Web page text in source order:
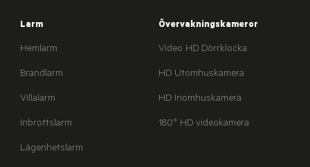
Larm
Hemlarm
Brandlarm
Villalarm
Inbrottslarm
Lägenhetslarm
Övervakningskameror
Video HD Dörrklocka
HD Utomhuskamera
HD Inomhuskamera
180° HD videokamera